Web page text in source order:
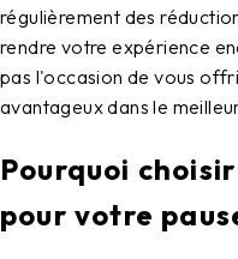
régulièrement des
rendre votre expérience
pas l'occasion de vous
avantageux dans le
Pourquoi
pour votre